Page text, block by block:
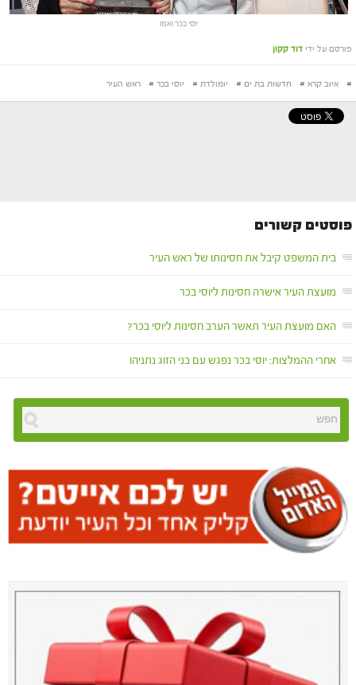
יוסי בכר ואמו
פורסם על ידי דוד קקון
# איוב קרא # חדשות בת ים # יומולדת # יוסי בכר # ראש העיר
פוסטים קשורים
בית המשפט קיבל את חסינותו של ראש העיר
מועצת העיר אישרה חסינות ליוסי בכר
האם מועצת העיר תאשר הערב חסינות ליוסי בכר?
אחרי ההמלצות: יוסי בכר נפגש עם בני הזוג נתניהו